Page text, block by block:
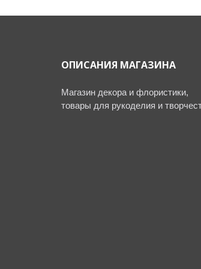
ОПИСАНИЯ МАГАЗИНА
Магазин декора и флористики,
товары для рукоделия и